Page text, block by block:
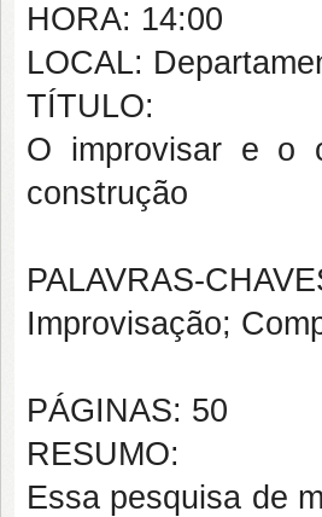
HORA: 14:00
LOCAL:
TÍTULO:
O improvisar e o
construção
PALAVRAS-
Improvisação;
PÁGINAS: 50
RESUMO:
Essa pesquisa de